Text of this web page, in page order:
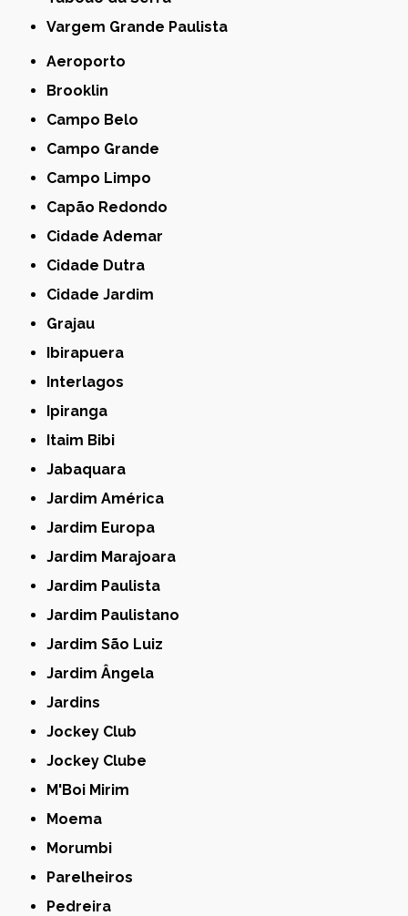
Vargem Grande Paulista
Aeroporto
Brooklin
Campo Belo
Campo Grande
Campo Limpo
Capão Redondo
Cidade Ademar
Cidade Dutra
Cidade Jardim
Grajau
Ibirapuera
Interlagos
Ipiranga
Itaim Bibi
Jabaquara
Jardim América
Jardim Europa
Jardim Marajoara
Jardim Paulista
Jardim Paulistano
Jardim São Luiz
Jardim Ângela
Jardins
Jockey Club
Jockey Clube
M'Boi Mirim
Moema
Morumbi
Parelheiros
Pedreira